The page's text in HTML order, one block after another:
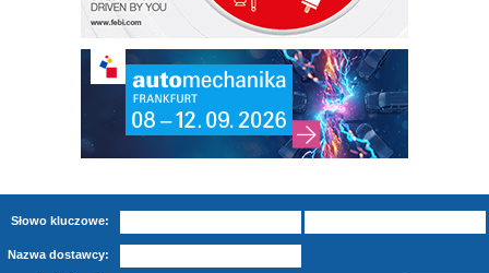
Słowo kluczowe:
Nazwa dostawcy: